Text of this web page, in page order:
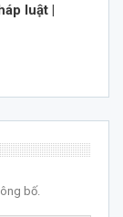
luật |
bố.